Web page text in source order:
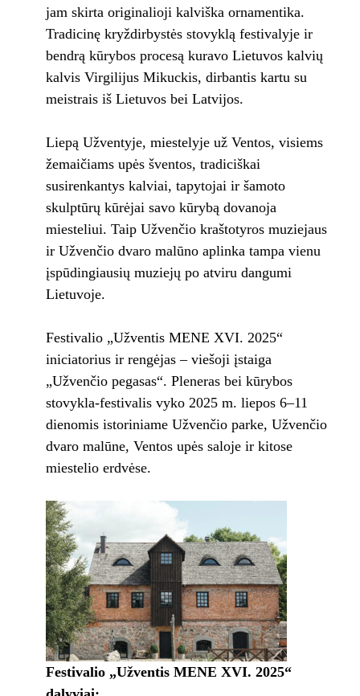
jam skirta originalioji kalviška ornamentika.
Tradicinę kryždirbystės stovyklą festivalyje ir
bendrą kūrybos procesą kuravo Lietuvos kalvių
kalvis Virgilijus Mikuckis, dirbantis kartu su
meistrais iš Lietuvos bei Latvijos.
Liepą Užventyje, miestelyje už Ventos, visiems
žemaičiams upės šventos, tradiciškai
susirenkantys kalviai, tapytojai ir šamoto
skulptūrų kūrėjai savo kūrybą dovanoja
miesteliui. Taip Užvenčio kraštotyros muziejaus
ir Užvenčio dvaro malūno aplinka tampa vienu
įspūdingiausių muziejų po atviru dangumi
Lietuvoje.
Festivalio „Užventis MENE XVI. 2025“
iniciatorius ir rengėjas – viešoji įstaiga
„Užvenčio pegasas“. Pleneras bei kūrybos
stovykla-festivalis vyko 2025 m. liepos 6–11
dienomis istoriniame Užvenčio parke, Užvenčio
dvaro malūne, Ventos upės saloje ir kitose
miestelio erdvėse.
Festivalio „Užventis MENE XVI. 2025“